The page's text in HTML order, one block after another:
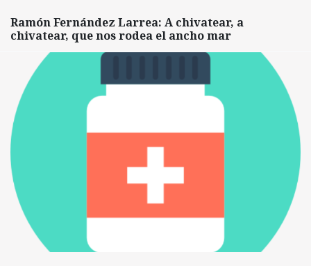
Ramón Fernández Larrea: A chivatear, a
chivatear, que nos rodea el ancho mar